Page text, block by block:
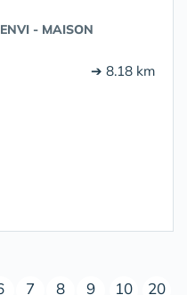
- MAISON
➔ 8.18 km
7 8 9 10 20